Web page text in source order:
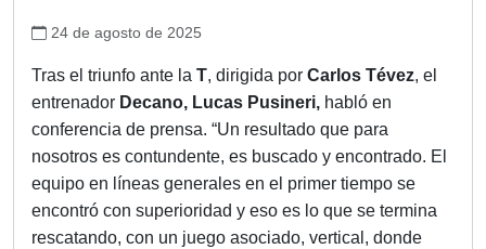
24 de agosto de 2025
Tras el triunfo ante la T, dirigida por Carlos Tévez, el
entrenador Decano, Lucas Pusineri, habló en
conferencia de prensa. “Un resultado que para
nosotros es contundente, es buscado y encontrado. El
equipo en líneas generales en el primer tiempo se
encontró con superioridad y eso es lo que se termina
rescatando, con un juego asociado, vertical, donde